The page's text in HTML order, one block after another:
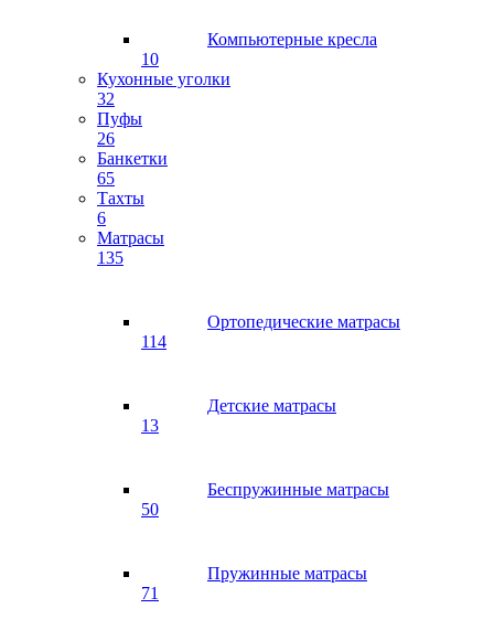
Компьютерные кресла
10
Кухонные уголки
32
Пуфы
26
Банкетки
65
Тахты
6
Матрасы
135
Ортопедические матрасы
114
Детские матрасы
13
Беспружинные матрасы
50
Пружинные матрасы
71